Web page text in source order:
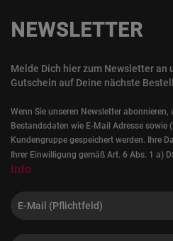
NEWSLETTER
Melde Dich hier zum Newsletter an
Gutschein auf Deine nächste
Wenn Sie unseren Newsletter
Bestandsdaten wie E-Mail Adresse sowie
Kundengruppe gespeichert werden. Ihre
Ihrer Einwilligung gemäß Art. 6 Abs. 1 a)
Info